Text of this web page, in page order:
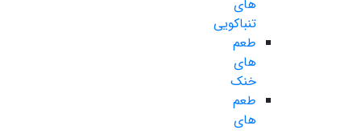
های
تنباکویی
طعم
های
خنک
طعم
های